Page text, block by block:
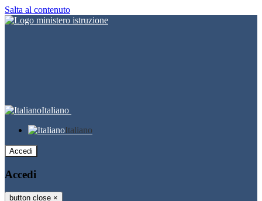
Salta al contenuto
Italiano
Italiano
Accedi
Accedi
button close ×